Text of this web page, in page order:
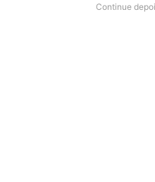
Continue